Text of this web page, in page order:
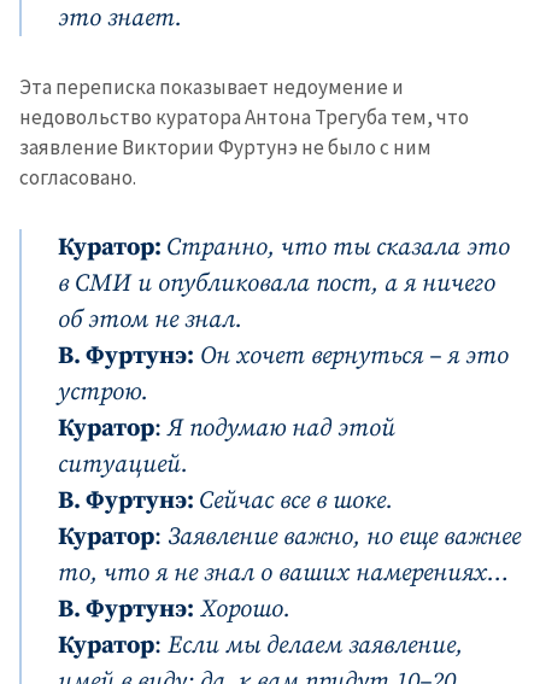
это знает.
Эта переписка показывает недоумение и
недовольство куратора Антона Трегуба тем, что
заявление Виктории Фуртунэ не было с ним
согласовано.
Куратор: Странно, что ты сказала это
в СМИ и опубликовала пост, а я ничего
об этом не знал.
В. Фуртунэ: Он хочет вернуться – я это
устрою.
Куратор:Я подумаю над этой
ситуацией.
В. Фуртунэ: Сейчас все в шоке.
Куратор: Заявление важно, но еще важнее
то, что я не знал о ваших намерениях…
В. Фуртунэ: Хорошо.
Куратор: Если мы делаем заявление,